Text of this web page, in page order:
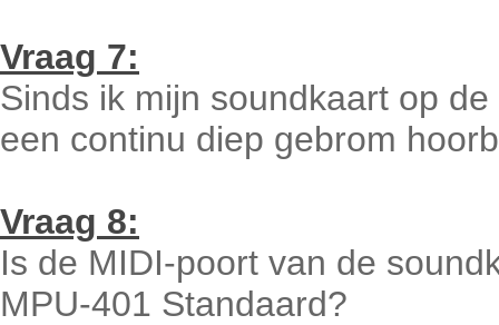
Vraag 7:
Sinds ik mijn soundkaart op
een continu diep gebrom
Vraag 8:
Is de MIDI-poort van de
MPU-401 Standaard?